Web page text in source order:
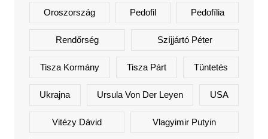
Oroszország Pedofil Pedofília
Rendőrség Szíjjártó Péter
Tisza Kormány Tisza Párt Tüntetés
Ukrajna Ursula Von Der Leyen USA
Vitézy Dávid Vlagyimir Putyin